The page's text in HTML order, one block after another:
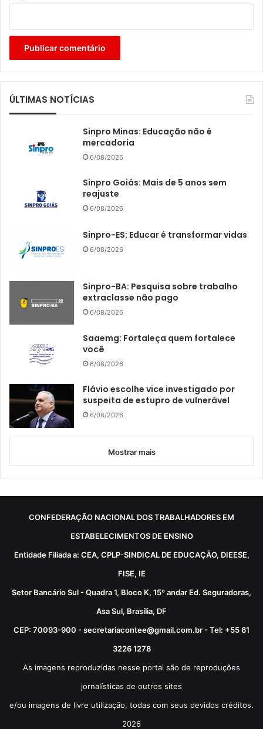
ÚLTIMAS NOTÍCIAS
Sinpro Minas: Educação não é
mercadoria
6/08/2026
Sinpro Goiás: Mais de 5 anos sem
reajuste
6/08/2026
Sinpro-ES: Educar é transformar vidas
6/08/2026
Sinpro-BA: Pesquisa sobre trabalho
extraclasse não pago
6/08/2026
Saaemg: Fortaleça quem fortalece
você
6/08/2026
Flávio escolhe vice investigado por
suspeita de estupro de vulnerável
6/08/2026
Mostrar mais
CONFEDERAÇÃO NACIONAL DOS TRABALHADORES EM
ESTABELECIMENTOS DE ENSINO
Entidade Filiada a: CEA, CPLP-SINDICAL DE EDUCAÇÃO, DIEESE,
FISE, IE
Setor Bancário Sul - Quadra 1, Bloco K, 15º andar Ed. Seguradoras,
Asa Sul, Brasília, DF
CEP: 70093-900 - secretariacontee@gmail.com.br - Tel: +55 61
3226 1278
As imagens reproduzidas nesse portal são de reproduções
jornalísticas de outros sites
e/ou imagens de livre utilização, todas com seus devidos créditos.
2026